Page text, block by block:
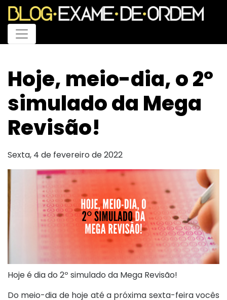
Menu
Hoje, meio-dia, o 2º
simulado da Mega
Revisão!
Sexta, 4 de fevereiro de 2022
Hoje é dia do 2º simulado da Mega Revisão!
Do meio-dia de hoje até a próxima sexta-feira vocês